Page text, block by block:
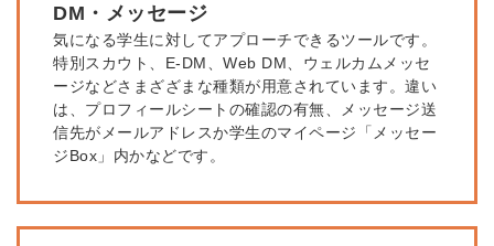
DM・メッセージ
気になる学生に対してアプローチできるツールです。
特別スカウト、E-DM、Web DM、ウェルカムメッセ
ージなどさまざざまな種類が用意されています。違い
は、プロフィールシートの確認の有無、メッセージ送
信先がメールアドレスか学生のマイページ「メッセー
ジBox」内かなどです。